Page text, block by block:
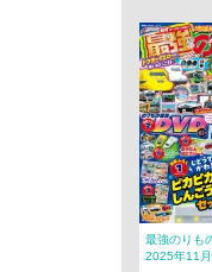
最強のりも
2025年11